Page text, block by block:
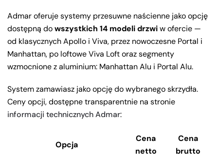
Admar oferuje systemy przesuwne naścienne jako opcję
dostępną dowszystkich 14 modeli drzwiw ofercie —
od klasycznych Apollo i Viva, przez nowoczesne Portal i
Manhattan, po loftowe Viva Loft oraz segmenty
wzmocnione z aluminium: Manhattan Alu i Portal Alu.
System zamawiasz jako opcję do wybranego skrzydła.
Ceny opcji, dostępne transparentnie na stronie
informacji technicznych Admar:
Opcja
Cena
netto
Cena
brutto